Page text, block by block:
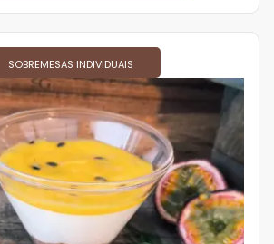
SOBREMESAS INDIVIDUAIS